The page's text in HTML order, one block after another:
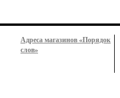
Адреса магазинов «Порядок
слов»